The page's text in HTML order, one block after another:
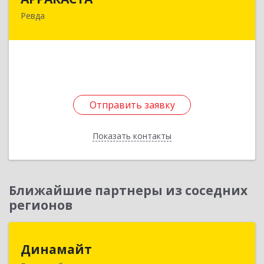
Ревда
Отправить заявку
Показать контакты
623286, Свердловская обл, Ревда г, Азина ул,
Отправить заявку
Назад
Ближайшие партнеры из соседних
регионов
Динамайт